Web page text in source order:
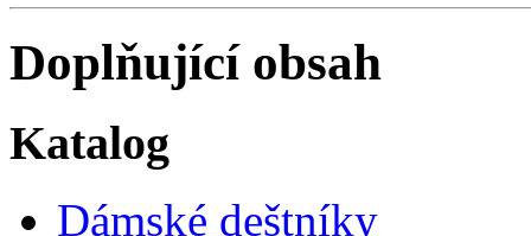
Doplňující obsah
Katalog
Dámské deštníky